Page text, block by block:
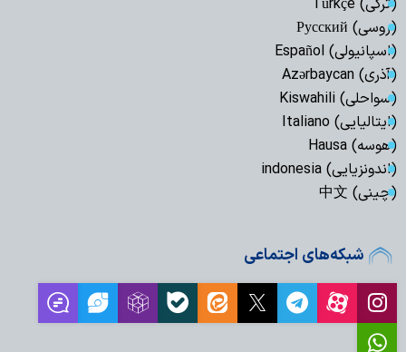
(روسی) Русский
(اسپانیولی) Español
(آذری) Azərbaycan
(سواحلی) Kiswahili
(ایتالیایی) Italiano
(هوسه) Hausa
(اندونزیایی) indonesia
(چینی) 中文
شبکه‌های اجتماعی